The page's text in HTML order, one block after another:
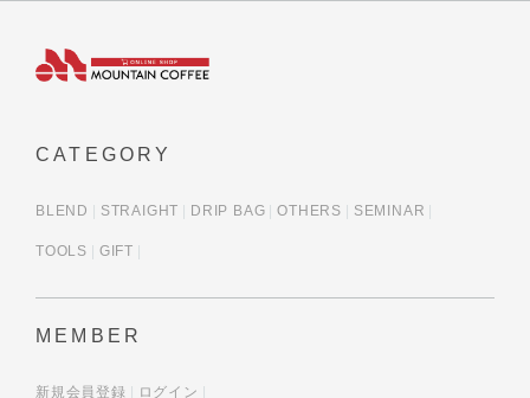
CATEGORY
BLEND STRAIGHT DRIP BAG OTHERS SEMINAR
TOOLS GIFT
MEMBER
新規会員登録 ログイン